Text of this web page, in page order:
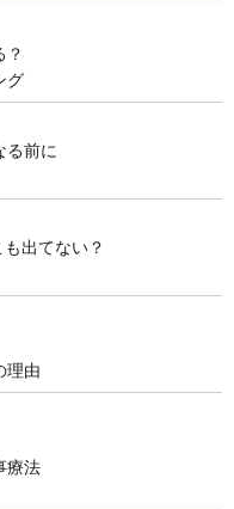
？
グ
る前に
出てない？
理由
療法